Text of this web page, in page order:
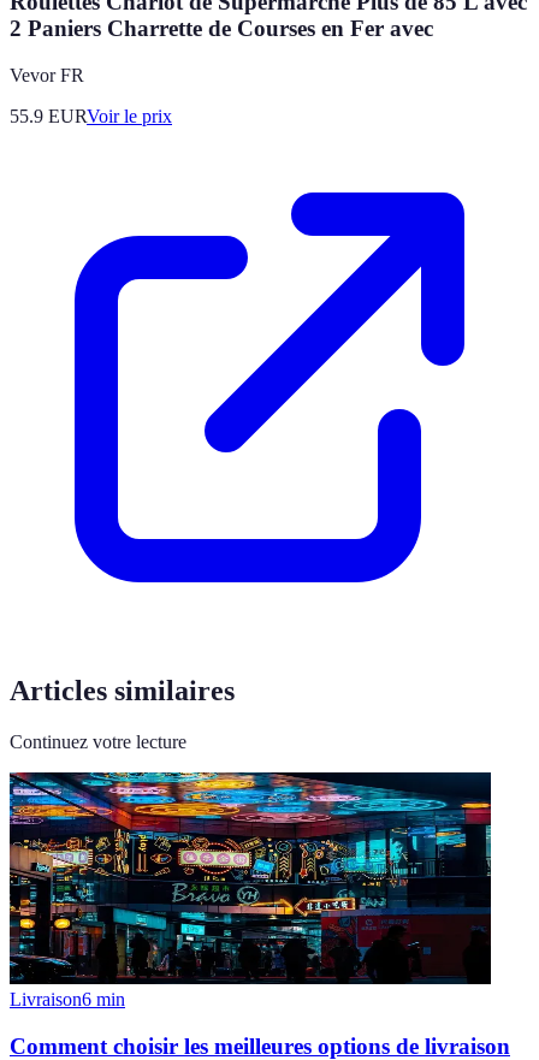
2 Paniers Charrette de Courses en Fer avec
Vevor FR
55.9 EURVoir le prix
Articles similaires
Continuez votre lecture
Livraison6 min
Comment choisir les meilleures options de livraison